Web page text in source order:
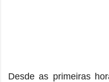
Desde as primeiras